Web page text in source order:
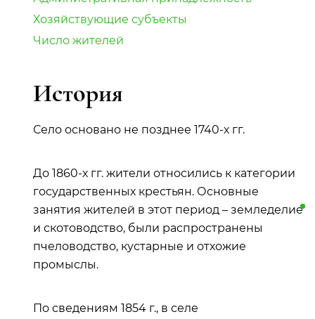
Хозяйствующие субъекты
Число жителей
История
Село основано не позднее 1740-х гг.
До 1860-х гг. жители относились к категории
государственных крестьян. Основные
занятия жителей в этот период – земледелие
и скотоводство, были распространены
пчеловодство, кустарные и отхожие
промыслы.
По сведениям 1854 г., в селе